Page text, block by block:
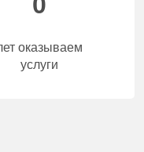
оказываем
услуги